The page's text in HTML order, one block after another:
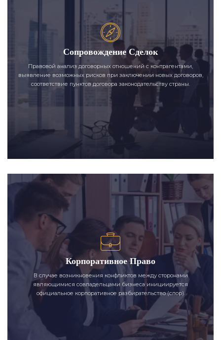
Сопровождение Сделок
Правовой анализ договорных отношений с контрагентами,
выявление возможных рисков при заключении новых договоров,
соответствие пунктов договора законодательству страны.
Корпоративное Право
В случае возникновения конфликтов между сторонами
являющимися совладельцами бизнеса инициируется
официальное корпоративное разбирательство (спор).